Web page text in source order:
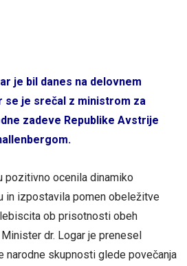
je bil danes na delovnem
se je srečal z ministrom za
zadeve Republike Avstrije
pozitivno ocenila dinamiko
in izpostavila pomen obeležitve
ob prisotnosti obeh
dr. Logar je prenesel
skupnosti glede povečanja